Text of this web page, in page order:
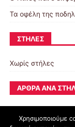
Τα οφέλη της
ΣΤΉΛΕΣ
Χωρίς στήλες
ΆΡΘΡΑ ΑΝΆ
Χρησιμοποιούμε